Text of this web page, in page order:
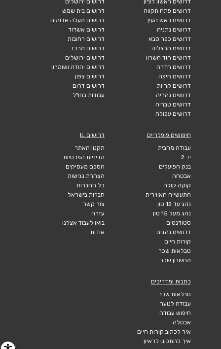
דרושים פתח תקווה
דרושים ראש העין
דרושים נתניה
דרושים כפר סבא
דרושים הרצליה
דרושים הוד השרון
דרושים חדרה
דרושים חיפה
דרושים קריות
דרושים נהריה
דרושים טבריה
דרושים עפולה
דרושים בית שמש
דרושים מעלה אדומים
דרושים אשדוד
דרושים רחובות
דרושים מרכז
דרושים ירושלים
דרושים יהודה ושומרון
דרושים צפון
דרושים דרום
עבודות בחו"ל
חיפושים פופלריים
עבודה מהבית
יד 2
בנק הפועלים
אבטחה
קוקה קולה
התעשייה האווירית
נהג עד 12 טון
נהג מעל 15 טון
סטודנטים
דרושים נהגים
קורות חיים
טבלאות שכר
מחשבון שכר
דרושים IL
תקנון האתר
מדיניות הפרטיות
הסכם מעסיקים
הצהרת נגישות
כל החברות
חברות בישראל
צור קשר
עזרה
בואו לעבוד אצלנו
אודות
כתבות ומדריכים
טבלאות שכר
עבודה לנוער
חיפוש עבודה
אבטלה
איך לכתוב קורות חיים
איך להתכונן לראיון